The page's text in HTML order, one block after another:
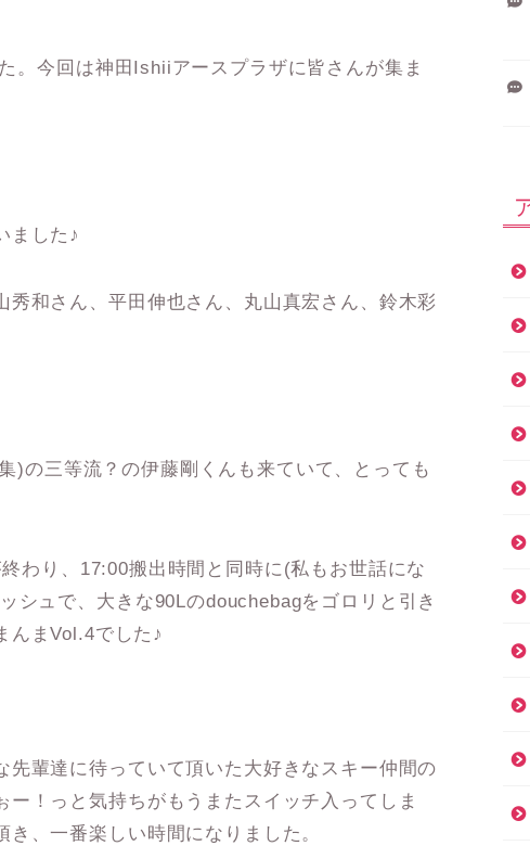
。今回は神田Ishiiアースプラザに皆さんが集ま
ました♪
和さん、平田伸也さん、丸山真宏さん、鈴木彩
)の三等流？の伊藤剛くんも来ていて、とっても
わり、17:00搬出時間と同時に(私もお世話にな
シュで、大きな90Lのdouchebagをゴロリと引き
んまVol.4でした♪
輩達に待っていて頂いた大好きなスキー仲間の
！っと気持ちがもうまたスイッチ入ってしま
、一番楽しい時間になりました。